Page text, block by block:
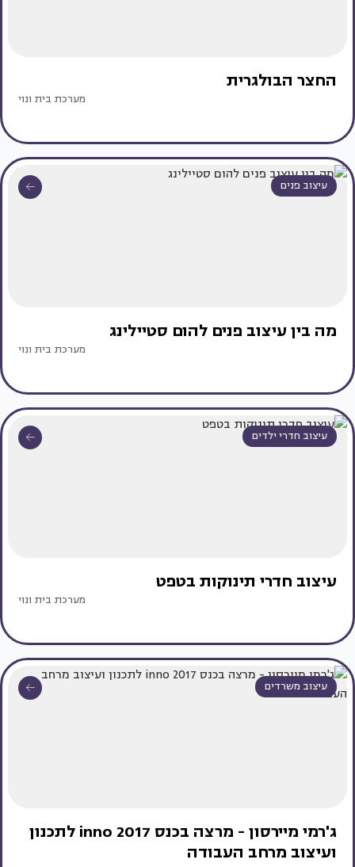
החצר הבולגרית
מערכת בית ונוי
עיצוב פנים
מה בין עיצוב פנים להום סטיילינג
מערכת בית ונוי
עיצוב חדרי ילדים
עיצוב חדרי תינוקות בטפט
מערכת בית ונוי
עיצוב משרדים
ג'רמי מיירסון - מרצה בכנס inno 2017 לתכנון
ועיצוב מרחב העבודה